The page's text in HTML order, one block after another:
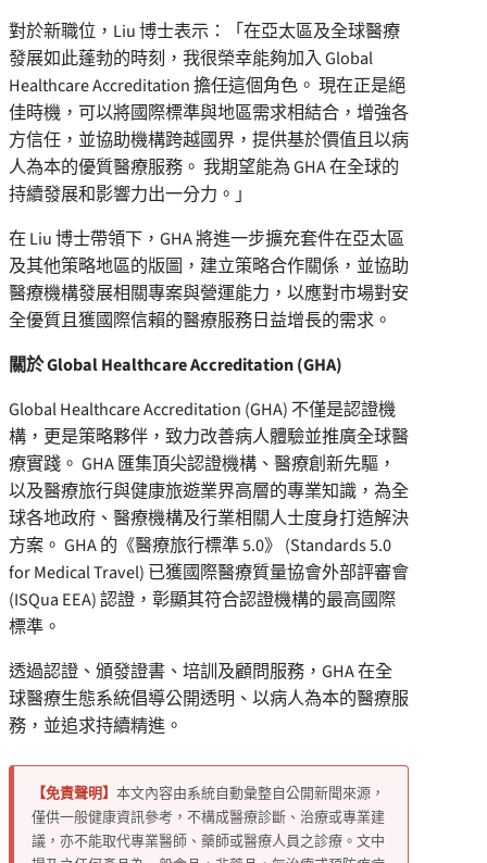
對於新職位，Liu 博士表示：「在亞太區及全球醫療
發展如此蓬勃的時刻，我很榮幸能夠加入 Global
Healthcare Accreditation 擔任這個角色。 現在正是絕
佳時機，可以將國際標準與地區需求相結合，增強各
方信任，並協助機構跨越國界，提供基於價值且以病
人為本的優質醫療服務。 我期望能為 GHA 在全球的
持續發展和影響力出一分力。」
在 Liu 博士帶領下，GHA 將進一步擴充套件在亞太區
及其他策略地區的版圖，建立策略合作關係，並協助
醫療機構發展相關專案與營運能力，以應對市場對安
全優質且獲國際信賴的醫療服務日益增長的需求。
關於 Global Healthcare Accreditation (GHA)
Global Healthcare Accreditation (GHA) 不僅是認證機
構，更是策略夥伴，致力改善病人體驗並推廣全球醫
療實踐。 GHA 匯集頂尖認證機構、醫療創新先驅，
以及醫療旅行與健康旅遊業界高層的專業知識，為全
球各地政府、醫療機構及行業相關人士度身打造解決
方案。 GHA 的《醫療旅行標準 5.0》 (Standards 5.0
for Medical Travel) 已獲國際醫療質量協會外部評審會
(ISQua EEA) 認證，彰顯其符合認證機構的最高國際
標準。
透過認證、頒發證書、培訓及顧問服務，GHA 在全
球醫療生態系統倡導公開透明、以病人為本的醫療服
務，並追求持續精進。
【免責聲明】 本文內容由系統自動彙整自公開新聞來源，
僅供一般健康資訊參考，不構成醫療診斷、治療或專業建
議，亦不能取代專業醫師、藥師或醫療人員之診療。文中